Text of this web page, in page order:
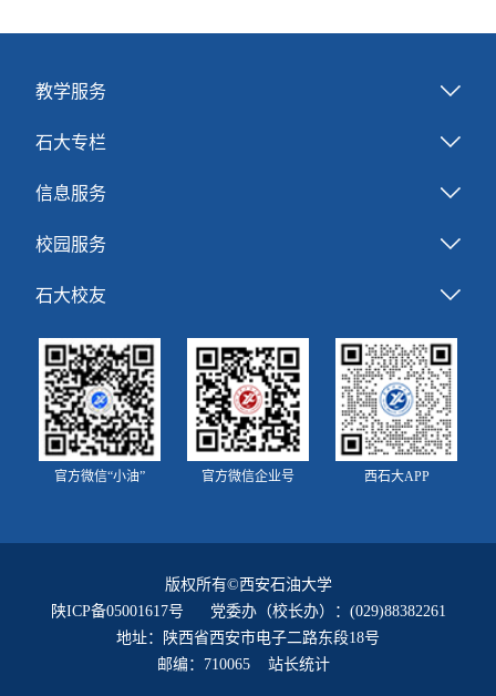
教学服务
石大专栏
信息服务
校园服务
石大校友
官方微信“小油” 官方微信企业号 西石大APP
版权所有©西安石油大学
陕ICP备05001617号 党委办（校长办）：(029)88382261
地址：陕西省西安市电子二路东段18号
邮编：710065 站长统计